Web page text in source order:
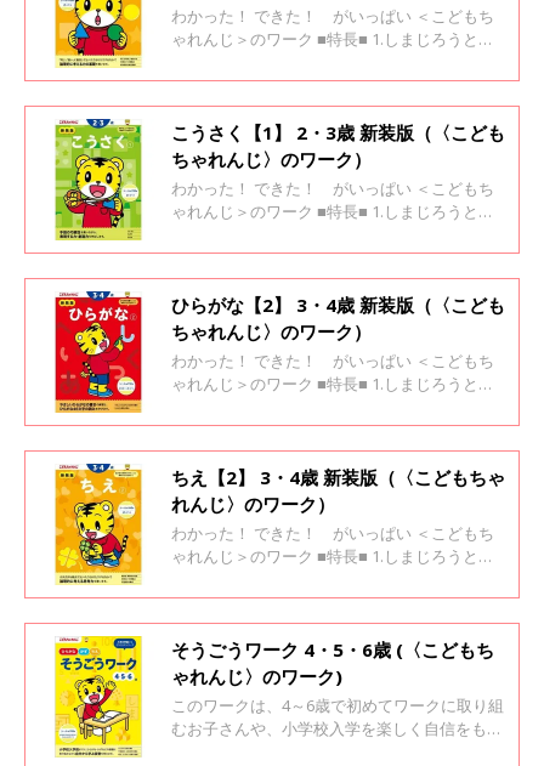
わかった！ できた！ がいっぱい ＜こどもち
ゃれんじ＞のワーク ■特長■ 1.しまじろうと一
場面がいっぱい 3.「わかった！」「できた！」
が自信になります
こうさく【1】 2・3歳 新装版（〈こども
ちゃれんじ〉のワーク）
わかった！ できた！ がいっぱい ＜こどもち
ゃれんじ＞のワーク ■特長■ 1.しまじろうと一
場面がいっぱい 3.「わかった！」「できた！」
が自信になります
ひらがな【2】 3・4歳 新装版（〈こども
ちゃれんじ〉のワーク）
わかった！ できた！ がいっぱい ＜こどもち
ゃれんじ＞のワーク ■特長■ 1.しまじろうと一
場面がいっぱい 3.「わかった！」「できた！」
が自信になります
ちえ【2】 3・4歳 新装版（〈こどもちゃ
れんじ〉のワーク）
わかった！ できた！ がいっぱい ＜こどもち
ゃれんじ＞のワーク ■特長■ 1.しまじろうと一
場面がいっぱい 3.「わかった！」「できた！」
が自信になります
そうごうワーク 4・5・6歳 (〈こどもち
ゃれんじ〉のワーク)
このワークは、4～6歳で初めてワークに取り組
むお子さんや、小学校入学を楽しく自信をもっ